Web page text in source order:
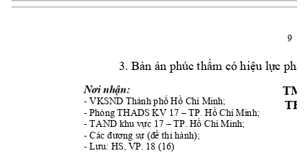
9
3. Bản án phúc thẩm có hiệu lực
Nơi nhận:
- VKSND Thành phố Hồ Chí Minh;
- Phòng THADS KV 17 – TP. Hồ Chí Minh;
- TAND khu vực 17 – TP. Hồ Chí Minh;
- Các đương sự (đề thi hành);
- Lưu: HS, VP. 18 (16)
TM.